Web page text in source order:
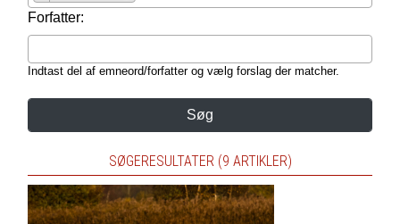
Forfatter:
Indtast del af emneord/forfatter og vælg forslag der matcher.
Søg
SØGERESULTATER (9 ARTIKLER)